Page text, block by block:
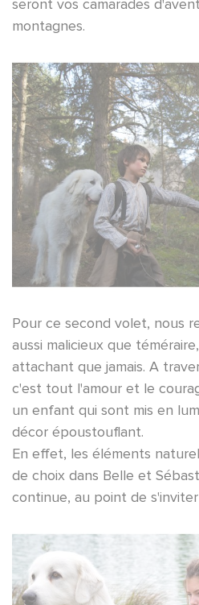
seront vos camarades
montagnes.
Pour ce second volet, nous
aussi malicieux que
attachant que jamais. A
c'est tout l'amour et le
un enfant qui sont mis en
décor époustouflant.
En effet, les éléments
de choix dans Belle et
continue, au point de